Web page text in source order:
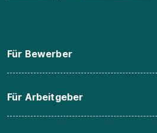
Für Bewerber
Für Arbeitgeber